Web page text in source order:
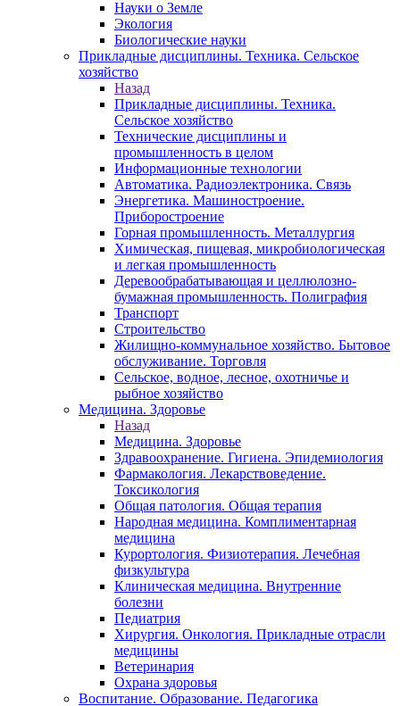
Науки о Земле
Экология
Биологические науки
Прикладные дисциплины. Техника. Сельское
хозяйство
Назад
Прикладные дисциплины. Техника.
Сельское хозяйство
Технические дисциплины и
промышленность в целом
Информационные технологии
Автоматика. Радиоэлектроника. Связь
Энергетика. Машиностроение.
Приборостроение
Горная промышленность. Металлургия
Химическая, пищевая, микробиологическая
и легкая промышленность
Деревообрабатывающая и целлюлозно-
бумажная промышленность. Полиграфия
Транспорт
Строительство
Жилищно-коммунальное хозяйство. Бытовое
обслуживание. Торговля
Сельское, водное, лесное, охотничье и
рыбное хозяйство
Медицина. Здоровье
Назад
Медицина. Здоровье
Здравоохранение. Гигиена. Эпидемиология
Фармакология. Лекарствоведение.
Токсикология
Общая патология. Общая терапия
Народная медицина. Комплиментарная
медицина
Курортология. Физиотерапия. Лечебная
физкультура
Клиническая медицина. Внутренние
болезни
Педиатрия
Хирургия. Онкология. Прикладные отрасли
медицины
Ветеринария
Охрана здоровья
Воспитание. Образование. Педагогика